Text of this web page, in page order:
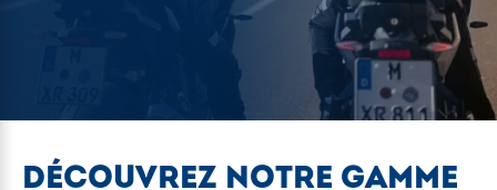
DÉCOUVREZ NOTRE GAMME